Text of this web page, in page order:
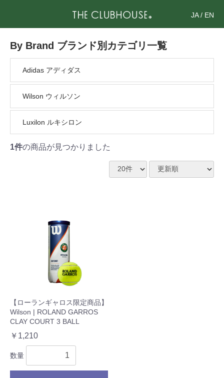
JA/ EN
By Brand ブランド別カテゴリ一覧
Adidas アディダス
Wilson ウィルソン
Luxilon ルキシロン
1件の商品が見つかりました
【ローランギャロス限定商品】
Wilson | ROLAND GARROS
CLAY COURT 3 BALL
￥1,210
数量